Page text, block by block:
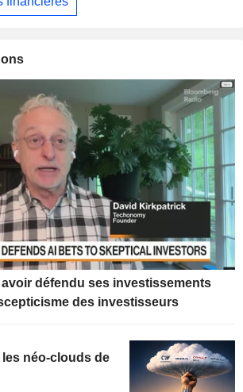
avoir défendu ses investissements
des investisseurs
les néo-clouds de